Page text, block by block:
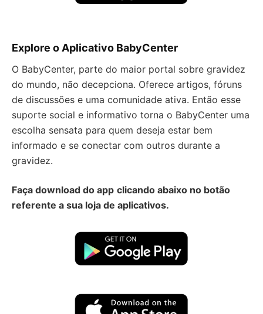
Explore o Aplicativo BabyCenter
O BabyCenter, parte do maior portal sobre gravidez
do mundo, não decepciona. Oferece artigos, fóruns
de discussões e uma comunidade ativa. Então esse
suporte social e informativo torna o BabyCenter uma
escolha sensata para quem deseja estar bem
informado e se conectar com outros durante a
gravidez.
Faça download do app clicando abaixo no botão
referente a sua loja de aplicativos.